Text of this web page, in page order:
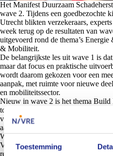
Toestemming
Het Manifest Duurzaam
wave 2. Tijdens een goedbezochte
Utrecht blikten verzekeraars,
week terug op de resultaten van
uitgevoerd rond de thema’s
& Mobiliteit.
De belangrijkste les uit wave 1 is
maar dat focus en praktische
wordt daarom gekozen voor een
aanpak, met ruimte voor nieuwe
en mobiliteitssector.
Nieuw in wave 2 is het thema
toekomstbestendig herstel: schade
volgende calamiteit wordt
aandacht van alleen herstellen naar
Wij zijn samen met de twee andere
Verzekeraars en Schoonmakend
resultaten, zoals forse CO₂-reductie